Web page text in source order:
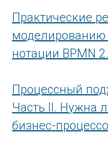
Практические
моделированию
нотации BPMN
Процессный
Часть II. Нужна
бизнес-